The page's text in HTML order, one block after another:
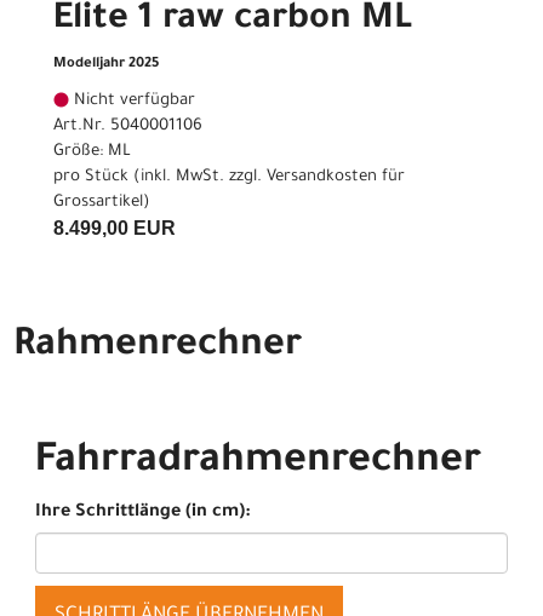
Elite 1 raw carbon ML
Modelljahr 2025
Nicht verfügbar
Art.Nr. 5040001106
Größe: ML
pro Stück (inkl. MwSt. zzgl. Versandkosten für
Grossartikel)
8.499,00 EUR
Rahmenrechner
Fahrradrahmenrechner
Ihre Schrittlänge (in cm):